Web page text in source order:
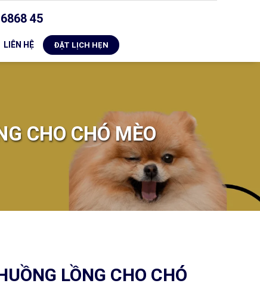
45
LIÊN HỆ ĐẶT LỊCH HẸN
CHO CHÓ MÈO
LỒNG CHO CHÓ